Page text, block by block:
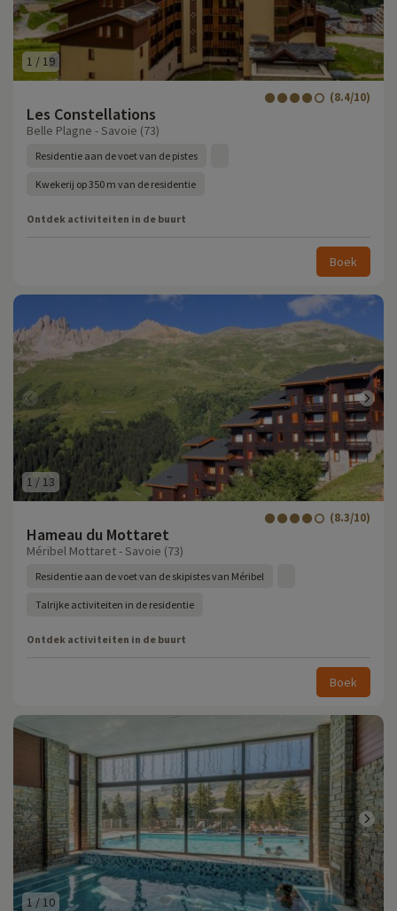
1 / 19
Les Constellations
(8.4/10)
Belle Plagne - Savoie (73)
Residentie aan de voet van de pistes
Kwekerij op 350 m van de residentie
Ontdek activiteiten in de buurt
Boek
1 / 13
Hameau du Mottaret
(8.3/10)
Méribel Mottaret - Savoie (73)
Residentie aan de voet van de skipistes van Méribel
Talrijke activiteiten in de residentie
Ontdek activiteiten in de buurt
Boek
1 /10